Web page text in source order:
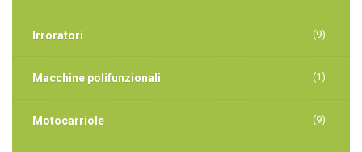
Irroratori (9)
Macchine polifunzionali (1)
Motocarriole (9)